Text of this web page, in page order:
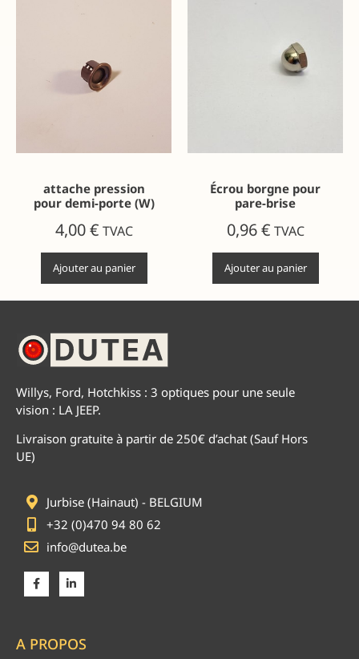
attache pression
pour demi-porte (W)
4,00€ TVAC
Ajouter au panier
Écrou borgne pour
pare-brise
0,96€ TVAC
Ajouter au panier
Willys, Ford, Hotchkiss : 3 optiques pour une seule
vision : LA JEEP.
Livraison gratuite à partir de 250€ d’achat (Sauf Hors
UE)
Jurbise (Hainaut) - BELGIUM
+32 (0)470 94 80 62
info@dutea.be
A PROPOS